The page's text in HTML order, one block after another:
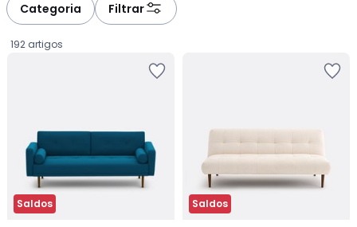
Categoria Filtrar
192 artigos
Saldos Saldos